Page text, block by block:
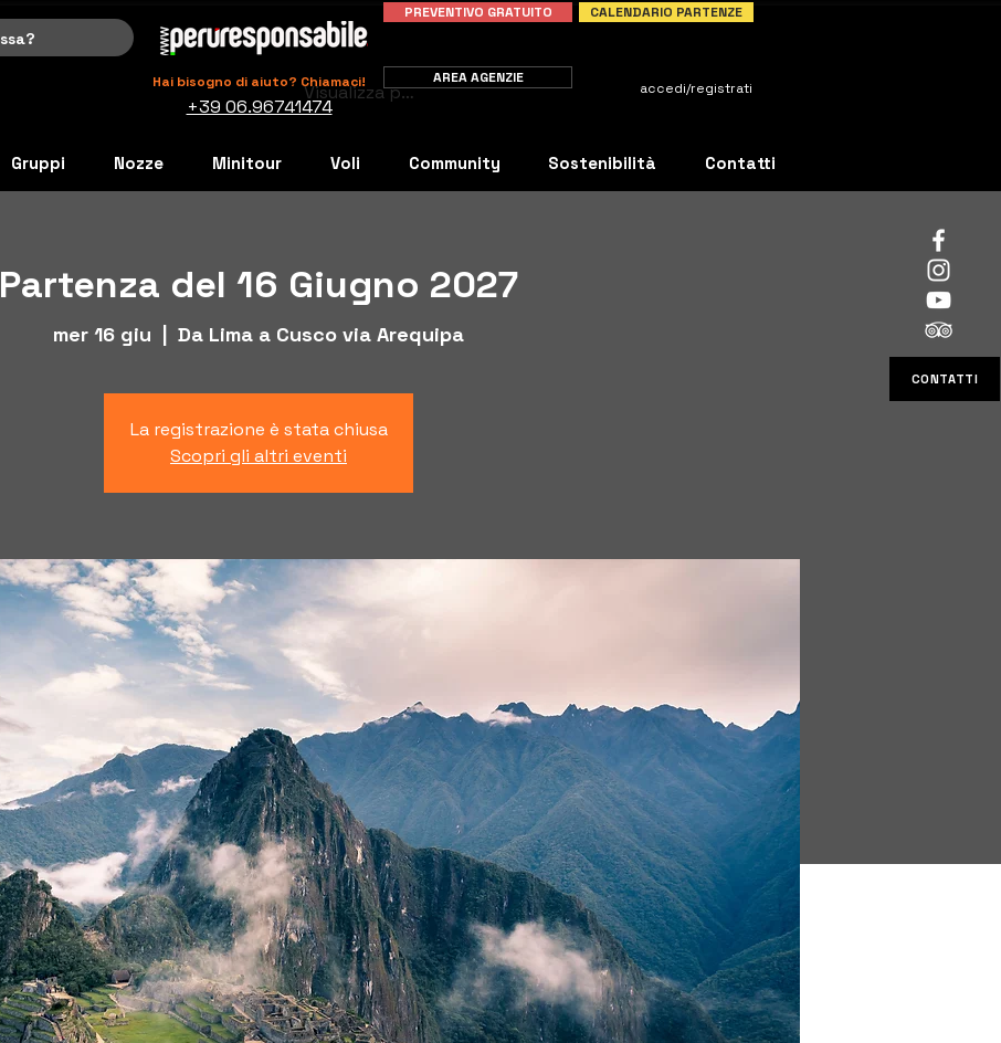
CONTATTI
Hai bisogno di aiuto? Chiamaci!
+39 06.96741474
PREVENTIVO GRATUITO CALENDARIO PARTENZE
accedi/registrati
AREA AGENZIE
Gruppi Nozze Minitour Voli Community Sostenibilità Contatti
Visualizza punti
Partenza del 16 Giugno 2027
mer 16 giu Da Lima a Cusco via Arequipa
La registrazione è stata chiusa
Scopri gli altri eventi